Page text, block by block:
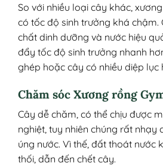
So với nhiều loại cây khác,
có tốc độ sinh trưởng khá chậm.
chất dinh dưỡng và nước hiệu
đẩy tốc độ sinh trưởng nhanh
ghép hoặc cây có nhiều diệp lục
Chăm sóc Xương rồng
Cây dễ chăm, có thể chịu được
nghiệt, tuy nhiên chúng rất nhạy
úng nước. Vì thế, đất thoát nước
thối, dẫn đến chết cây.